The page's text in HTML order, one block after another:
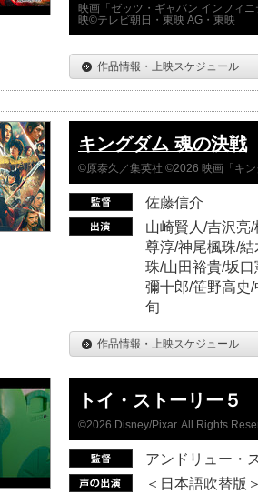
映画「ゼッツ・ギャバン インフィ
映©テレビ朝日・東映 AG・東映
作品情報・上映スケジュール
キングダム 魂の決戦
©原泰久／集英社 ©2026 映画「キ
佐藤信介
山崎賢人/吉沢亮
尊淳/神尾楓珠/
珠/山田裕貴/坂
彌十郎/笹野高史
旬
作品情報・上映スケジュール
トイ・ストーリー５
©2026 Disney/Pixar. All Rights
アンドリュー・
＜日本語吹替版